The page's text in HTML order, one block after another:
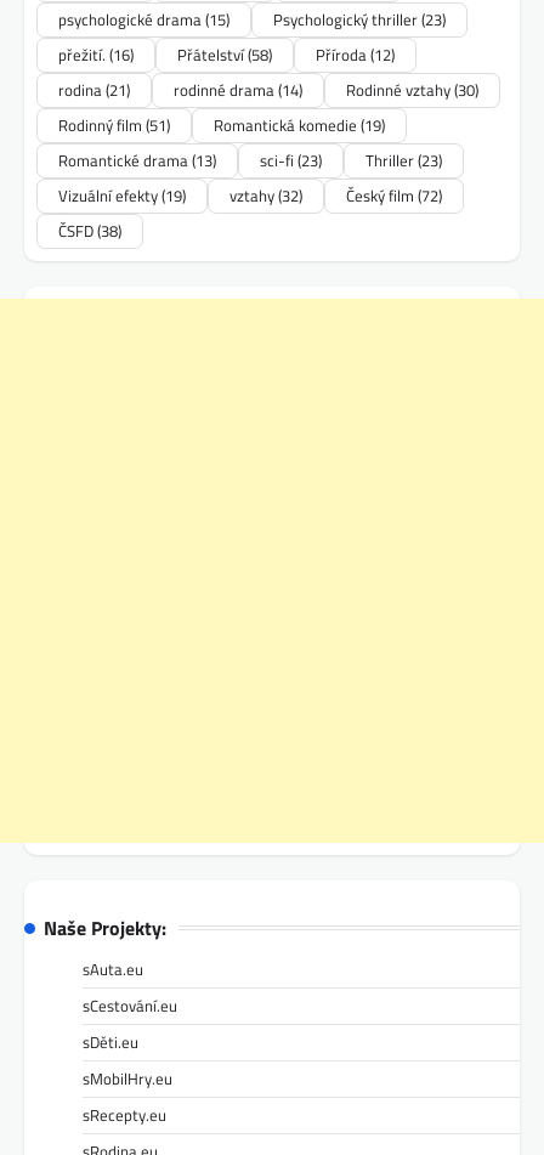
psychologické drama(15) Psychologický thriller(23)
přežití. (16) Přátelství(58) Příroda(12)
rodina(21) rodinné drama(14) Rodinné vztahy(30)
Rodinný film (51) Romantická komedie (19)
Romantické drama(13) sci-fi (23) Thriller(23)
Vizuální efekty(19) vztahy(32) Český film (72)
ČSFD(38)
Naše Projekty:
sAuta.eu
sCestování.eu
sDěti.eu
sMobilHry.eu
sRecepty.eu